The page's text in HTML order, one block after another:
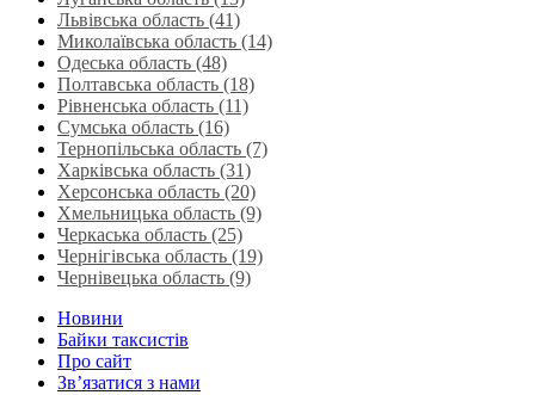
Львівська область‎ (41)
Миколаївська область‎ (14)
Одеська область‎ (48)
Полтавська область (18)
Рівненська область‎ (11)
Сумська область‎ (16)
Тернопільська область‎ (7)
Харківська область‎ (31)
Херсонська область‎ (20)
Хмельницька область‎ (9)
Черкаська область‎ (25)
Чернігівська область (19)
Чернівецька область (9)
Новини
Байки таксистів
Про сайт
Зв’язатися з нами